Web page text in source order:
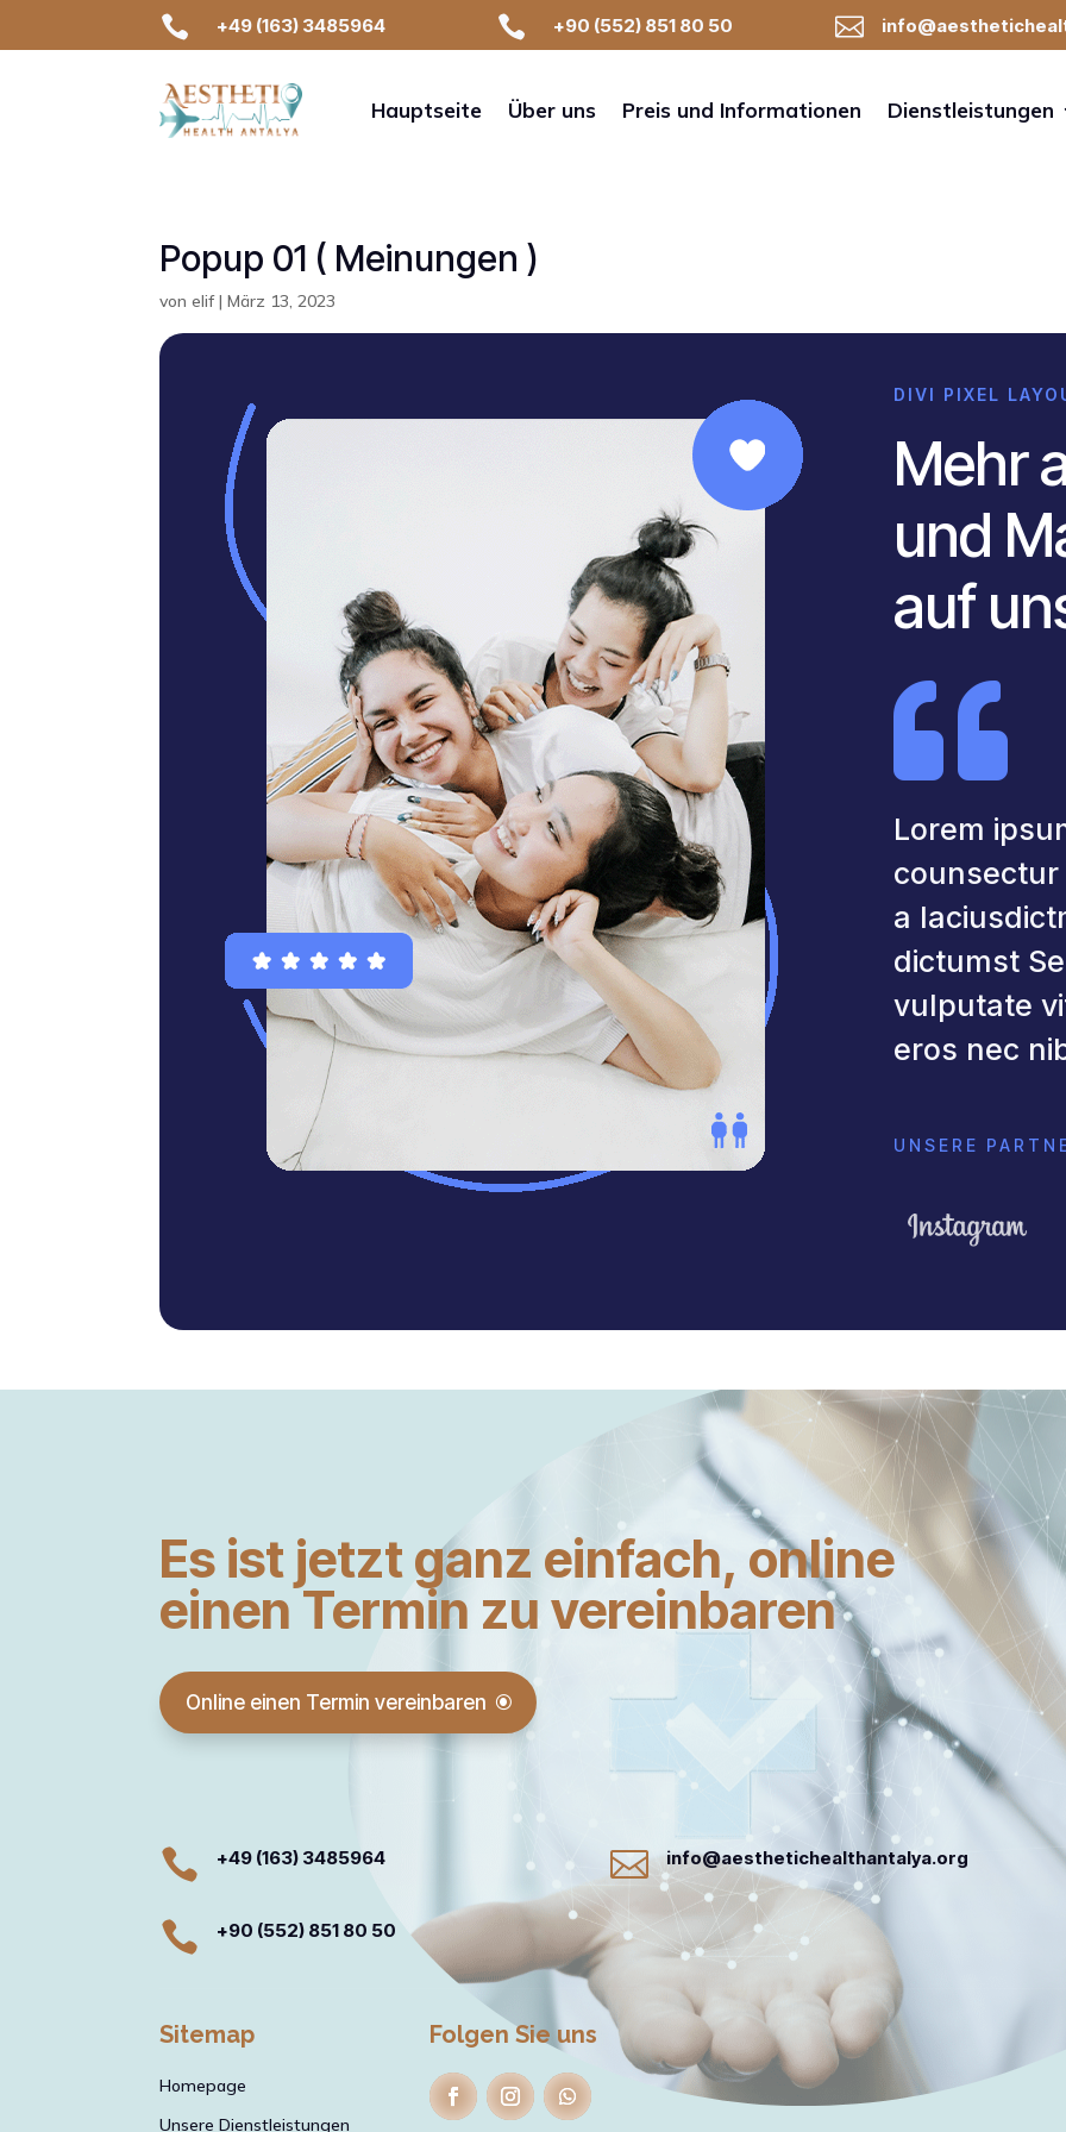
 +49 (163) 3485964  +90 (552) 851 80 50 
Hauptseite Über uns Preis und Informationen Dienstleistungen
Popup 01 ( Meinungen )
vonelif|März 13, 2023
DIVI PIXEL
Mehr
und
auf

Lorem
counsectur
a
dictumst
vulputate
eros nec
UNSERE
Es ist jetzt ganz einfach, online
einen Termin zu vereinbaren
Online einen Termin vereinbaren
 +49 (163) 3485964
 +90 (552) 851 80 50
 info@aesthetichealthantalya.org
Sitemap
Homepage
Unsere Dienstleistungen
Folgen Sie uns